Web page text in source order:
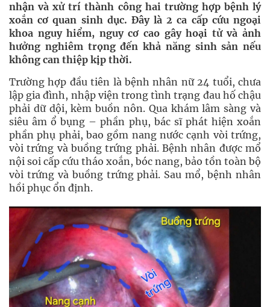
nhận và xử trí thành công hai trường hợp bệnh lý
xoắn cơ quan sinh dục. Đây là 2 ca cấp cứu ngoại
khoa nguy hiểm, nguy cơ cao gây hoại tử và ảnh
hưởng nghiêm trọng đến khả năng sinh sản nếu
không can thiệp kịp thời.
Trường hợp đầu tiên là bệnh nhân nữ 24 tuổi, chưa
lập gia đình, nhập viện trong tình trạng đau hố chậu
phải dữ dội, kèm buồn nôn. Qua khám lâm sàng và
siêu âm ổ bụng – phần phụ, bác sĩ phát hiện xoắn
phần phụ phải, bao gồm nang nước cạnh vòi trứng,
vòi trứng và buồng trứng phải. Bệnh nhân được mổ
nội soi cấp cứu tháo xoắn, bóc nang, bảo tồn toàn bộ
vòi trứng và buồng trứng phải. Sau mổ, bệnh nhân
hồi phục ổn định.